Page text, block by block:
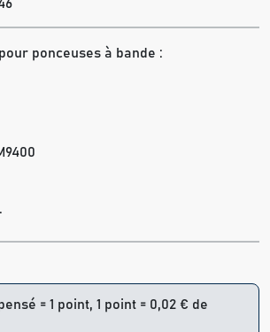
ponceuses à bande :
= 1 point, 1 point = 0,02 € de